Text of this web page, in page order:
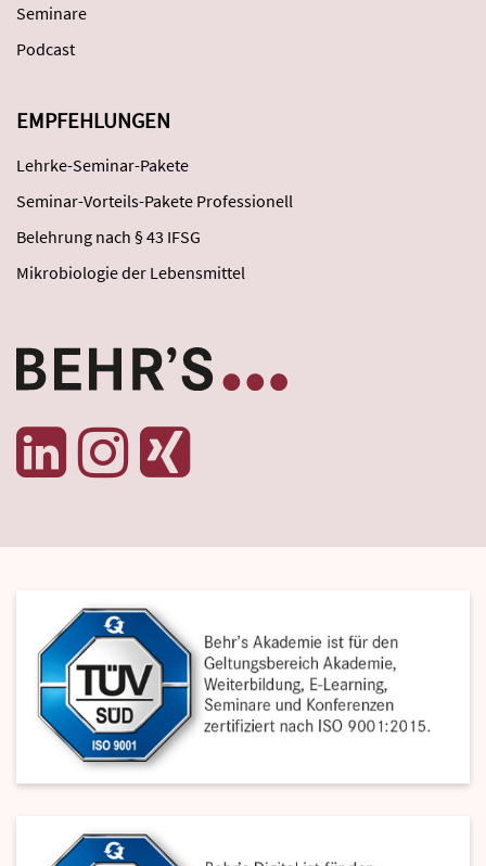
Seminare
Podcast
EMPFEHLUNGEN
Lehrke-Seminar-Pakete
Seminar-Vorteils-Pakete Professionell
Belehrung nach § 43 IFSG
Mikrobiologie der Lebensmittel